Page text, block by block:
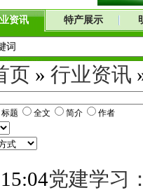
资讯 特产展示
页 » 行业资讯
标题 全文 简介
作者
党建学习